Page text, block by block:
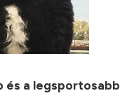
és a legsportosabb